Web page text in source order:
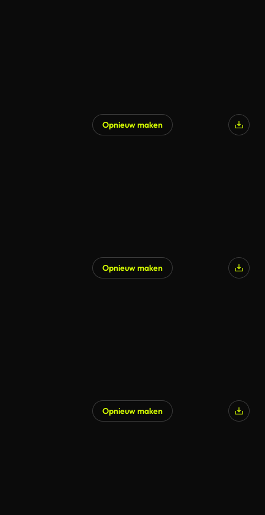
Opnieuw maken
Opnieuw maken
Opnieuw maken